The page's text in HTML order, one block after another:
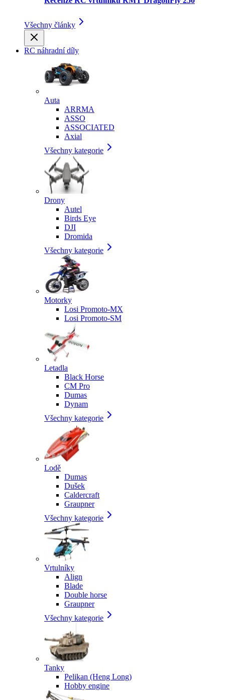
Všechny články
RC náhradní díly
Auta
ARRMA
ASSO
ASSOCIATED
Axial
Všechny kategorie
Drony
Autel
Birds Eye
DJI
Dromida
Všechny kategorie
Motorky
Losi Promoto-MX
Losi Promoto-SM
Letadla
Black Horse
CM Pro
Dumas
Dynam
Všechny kategorie
Lodě
Dumas
Dušek
Caldercraft
Graupner
Všechny kategorie
Vrtulníky
Align
Blade
Double horse
Graupner
Všechny kategorie
Tanky
Pelikan (Heng Long)
Hobby engine